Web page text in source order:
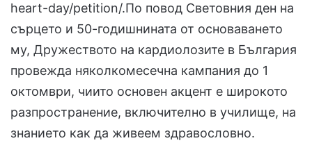
heart-day/petition/.По повод Световния ден на
сърцето и 50-годишнината от основаването
му, Дружеството на кардиолозите в България
провежда няколкомесечна кампания до 1
октомври, чиито основен акцент е широкото
разпространение, включително в училище, на
знанието как да живеем здравословно.